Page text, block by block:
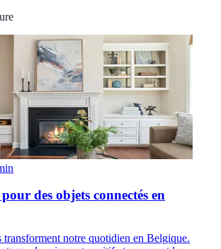
des objets connectés en
transforment notre quotidien en Belgique.